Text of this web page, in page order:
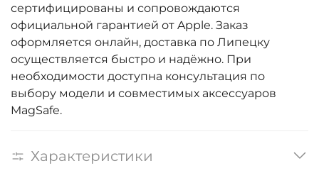
сертифицированы и сопровождаются
официальной гарантией от Apple. Заказ
оформляется онлайн, доставка по Липецку
осуществляется быстро и надёжно. При
необходимости доступна консультация по
выбору модели и совместимых аксессуаров
MagSafe.
Характеристики